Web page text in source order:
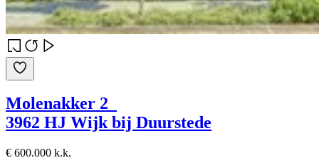
Molenakker 2
3962 HJ Wijk bij Duurstede
€ 600.000 k.k.